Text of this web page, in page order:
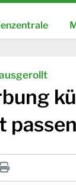
passen